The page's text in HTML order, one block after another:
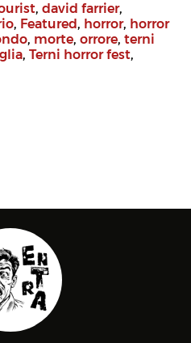
, david farrier,
, Featured, horror, horror
, morte, orrore, terni
, Terni horror fest,